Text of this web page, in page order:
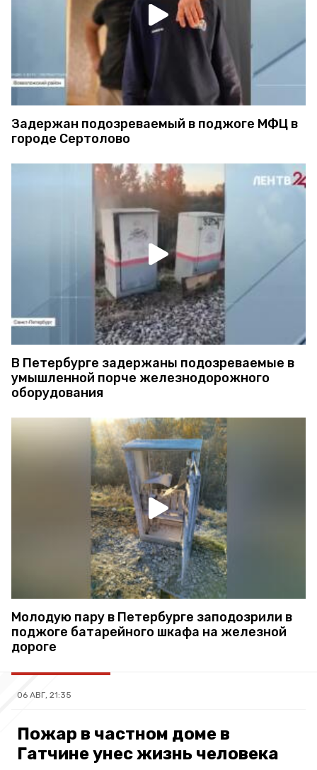
Задержан подозреваемый в поджоге МФЦ в
городе Сертолово
В Петербурге задержаны подозреваемые в
умышленной порче железнодорожного
оборудования
Молодую пару в Петербурге заподозрили в
поджоге батарейного шкафа на железной
дороге
06 АВГ, 21:35
Пожар в частном доме в
Гатчине унес жизнь человека